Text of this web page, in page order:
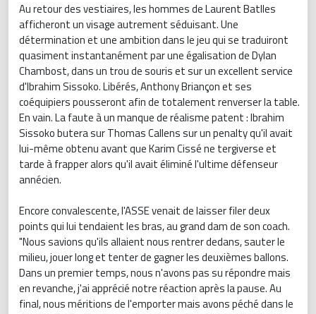
Au retour des vestiaires, les hommes de Laurent Batlles
afficheront un visage autrement séduisant. Une
détermination et une ambition dans le jeu qui se traduiront
quasiment instantanément par une égalisation de Dylan
Chambost, dans un trou de souris et sur un excellent service
d'Ibrahim Sissoko. Libérés, Anthony Briançon et ses
coéquipiers pousseront afin de totalement renverser la table.
En vain. La faute à un manque de réalisme patent : Ibrahim
Sissoko butera sur Thomas Callens sur un penalty qu'il avait
lui-même obtenu avant que Karim Cissé ne tergiverse et
tarde à frapper alors qu'il avait éliminé l'ultime défenseur
annécien.
Encore convalescente, l'ASSE venait de laisser filer deux
points qui lui tendaient les bras, au grand dam de son coach.
"Nous savions qu'ils allaient nous rentrer dedans, sauter le
milieu, jouer long et tenter de gagner les deuxièmes ballons.
Dans un premier temps, nous n'avons pas su répondre mais
en revanche, j'ai apprécié notre réaction après la pause. Au
final, nous méritions de l'emporter mais avons péché dans le